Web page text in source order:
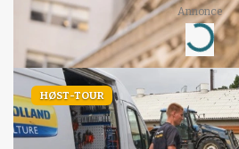
Annonce
Loading...
HØST-TOUR